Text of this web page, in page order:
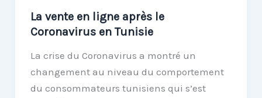
La vente en ligne après le
Coronavirus en Tunisie
La crise du Coronavirus a montré un
changement au niveau du comportement
du consommateurs tunisiens qui s’est